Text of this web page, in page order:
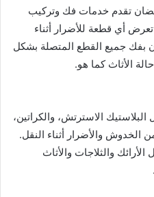
تقدم خدمات فك وتركيب
أي قطعة للأضرار أثناء
بفك جميع القطع المتصلة بشكل
الأثاث كما هو.
الاسترتش، والكراتين،
الخدوش والأضرار أثناء النقل.
والثلاجات والأثاث